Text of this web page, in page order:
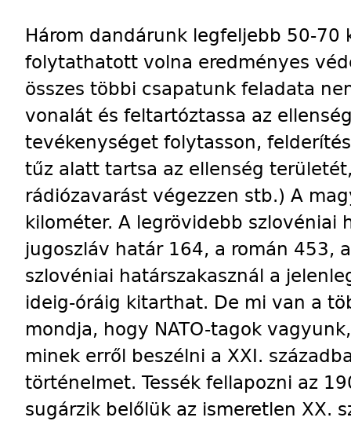
Három dandárunk legfeljebb 50-70
folytathatott volna eredményes
összes többi csapatunk feladata
vonalát és feltartóztassa az
tevékenységet folytasson,
tűz alatt tartsa az ellenség
rádiózavarást végezzen stb.) A
kilométer. A legrövidebb szlovéniai
jugoszláv határ 164, a román 453,
szlovéniai határszakasznál a
ideig-óráig kitarthat. De mi van a
mondja, hogy NATO-tagok
minek erről beszélni a XXI.
történelmet. Tessék fellapozni az
sugárzik belőlük az ismeretlen XX.